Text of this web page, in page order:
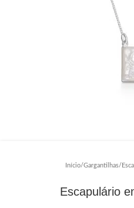
Início/Gargantilhas/
Escapulário